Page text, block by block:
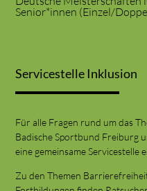
Senior*innen (Einzel/
Servicestelle Inklusion
Für alle Fragen rund um das
Badische Sportbund Freiburg
eine gemeinsame Servicestelle
Zu den Themen